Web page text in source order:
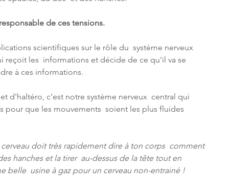
de ces tensions.
scientifiques sur le rôle du  système nerveux
reçoit les  informations et décide de ce qu'il va se
à ces informations.
d'haltéro, c'est notre système nerveux  central qui
pour que les mouvements  soient les plus fluides
doit très rapidement dire à ton corps  comment
hanches et la tirer  au-dessus de la tête tout en
belle  usine à gaz pour un cerveau non-entrainé !